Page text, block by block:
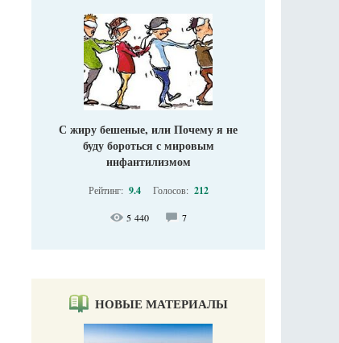
С жиру бешеные, или Почему я не
буду бороться с мировым
инфантилизмом
Рейтинг: 9.4 Голосов: 212
5 440 7
НОВЫЕ МАТЕРИАЛЫ